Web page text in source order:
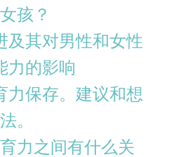
孩？
及其对男性和女性
力的影响
力保存。建议和想
法。
力之间有什么关